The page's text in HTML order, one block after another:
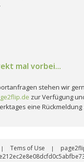
mal vorbei...
stehen wir
zur Verfügung
eine Rückmeldung
| Tems of Use |